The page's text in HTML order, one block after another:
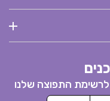
לרשימת התפוצה שלנו